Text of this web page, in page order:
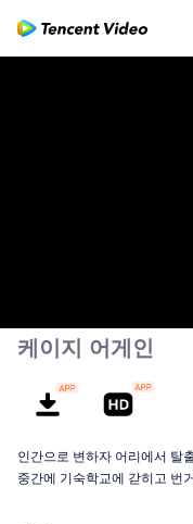
케이지 어게인
인간으로 변하자 어리에서 탈
중간에 기숙학교에 갇히고 번